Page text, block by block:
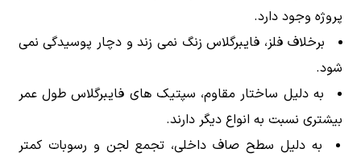
پروژه وجود دارد.
برخلاف فلز، فایبرگلاس زنگ نمی زند و دچار پوسیدگی نمی
شود.
به دلیل ساختار مقاوم، سپتیک های فایبرگلاس طول عمر
بیشتری نسبت به انواع دیگر دارند.
به دلیل سطح صاف داخلی، تجمع لجن و رسوبات کمتر